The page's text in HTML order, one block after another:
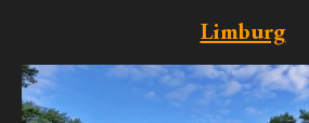
Limburg